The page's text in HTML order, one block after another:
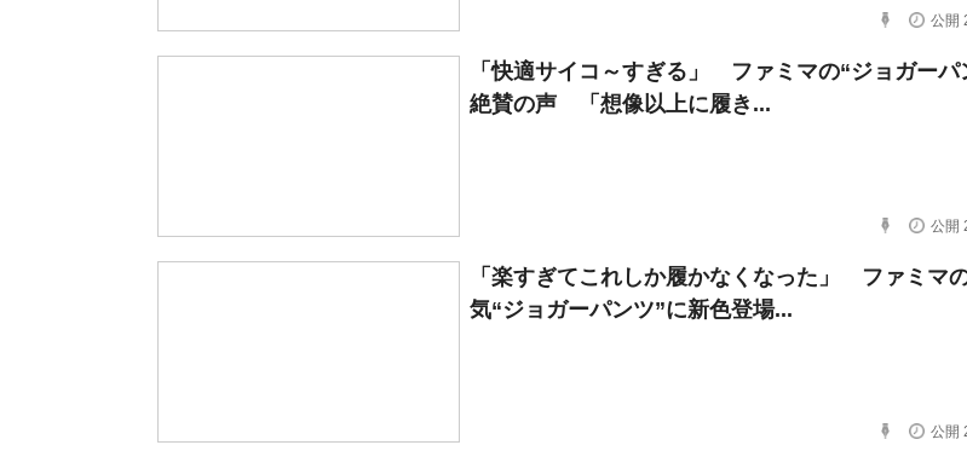
公開
「快適サイコ～すぎる」 ファミマの“ジョガーパ
絶賛の声 「想像以上に履き...
公開
「楽すぎてこれしか履かなくなった」 ファミマ
気“ジョガーパンツ”に新色登場...
公開